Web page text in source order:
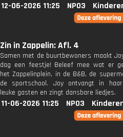
12-06-2026 11:25 NPO3
Zin in Zappelin: Afl. 4
Samen met de buurtbewoners maakt
dag een feestje! Beleef mee wat er
het Zappelinplein, in de B&B, de
de sportschool. Joy ontvangt in
leuke gasten en zingt dansbare liedjes.
11-06-2026 11:25 NPO3